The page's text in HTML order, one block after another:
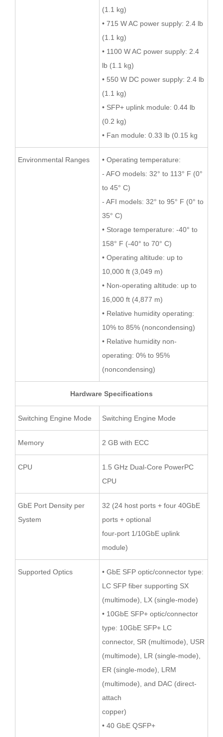
(1.1 kg)
• 715 W AC power supply: 2.4 lb
(1.1 kg)
• 1100 W AC power supply: 2.4
lb (1.1 kg)
• 550 W DC power supply: 2.4 lb
(1.1 kg)
• SFP+ uplink module: 0.44 lb
(0.2 kg)
• Fan module: 0.33 lb (0.15 kg
Environmental Ranges
• Operating temperature:
- AFO models: 32° to 113° F (0°
to 45° C)
- AFI models: 32° to 95° F (0° to
35° C)
• Storage temperature: -40° to
158° F (-40° to 70° C)
• Operating altitude: up to
10,000 ft (3,049 m)
• Non-operating altitude: up to
16,000 ft (4,877 m)
• Relative humidity operating:
10% to 85% (noncondensing)
• Relative humidity non-
operating: 0% to 95%
(noncondensing)
Hardware Specifications
Switching Engine Mode Switching Engine Mode
Memory 2 GB with ECC
CPU
1.5 GHz Dual-Core PowerPC
CPU
GbE Port Density per
System
32 (24 host ports + four 40GbE
ports + optional
four-port 1/10GbE uplink
module)
Supported Optics
• GbE SFP optic/connector type:
LC SFP fiber supporting SX
(multimode), LX (single-mode)
• 10GbE SFP+ optic/connector
type: 10GbE SFP+ LC
connector, SR (multimode), USR
(multimode), LR (single-mode),
ER (single-mode), LRM
(multimode), and DAC (direct-
attach
copper)
• 40 GbE QSFP+